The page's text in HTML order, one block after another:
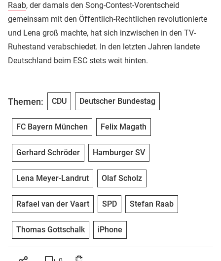
Raab, der damals den Song-Contest-Vorentscheid
gemeinsam mit den Öffentlich-Rechtlichen revolutionierte
und Lena groß machte, hat sich inzwischen in den TV-
Ruhestand verabschiedet. In den letzten Jahren landete
Deutschland beim ESC stets weit hinten.
Themen: CDU Deutscher Bundestag
FC Bayern München Felix Magath
Gerhard Schröder Hamburger SV
Lena Meyer-Landrut Olaf Scholz
Rafael van der Vaart SPD Stefan Raab
Thomas Gottschalk iPhone